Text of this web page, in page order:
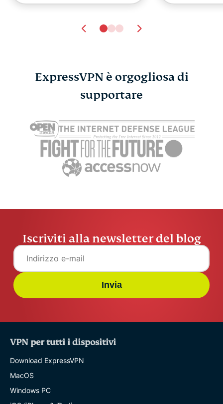
Il miglior blocco dei
Mac e iOS
ExpressVPN 6 min
ExpressVPN è orgogliosa di
supportare
Iscriviti alla newsletter del blog
Invia
VPN per tutti i dispositivi
Download ExpressVPN
MacOS
Windows PC